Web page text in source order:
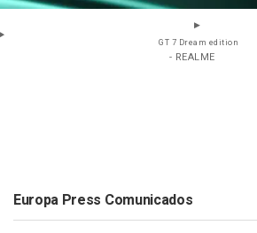
GT 7 Dream edition
- REALME
Europa Press Comunicados